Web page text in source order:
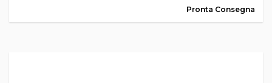
Pronta Consegna